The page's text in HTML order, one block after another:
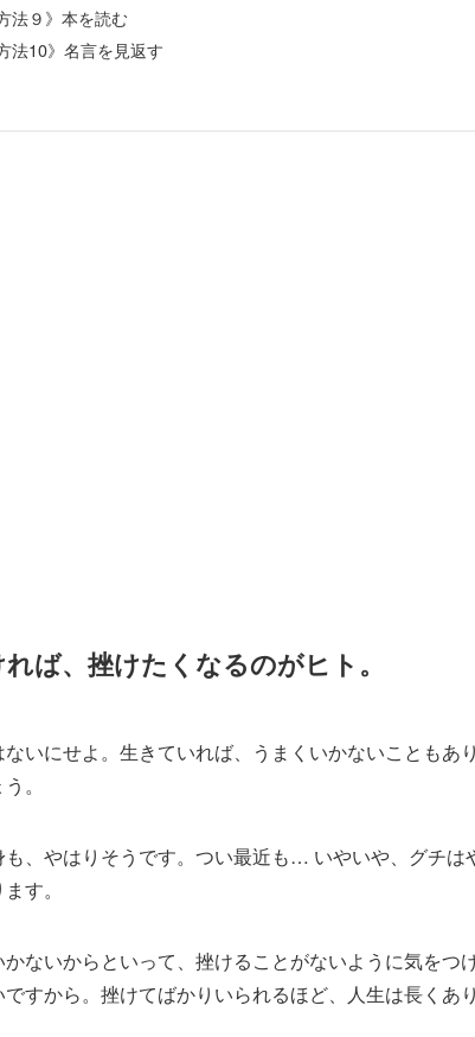
法９》本を読む
法10》名言を見返す
ば、挫けたくなるのがヒト。
いにせよ。生きていれば、うまくいかないことも
。
、やはりそうです。つい最近も… いやいや、グチ
す。
ないからといって、挫けることがないように気をつ
すから。挫けてばかりいられるほど、人生は長くあり